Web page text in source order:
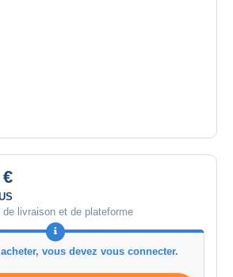
de livraison et de plateforme
vous devez vous connecter.